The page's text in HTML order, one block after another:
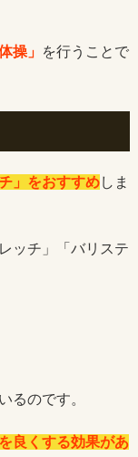
操」 を行うことで
」をおすすめしま
ッチ」「バリステ
るのです。
良くする効果があ